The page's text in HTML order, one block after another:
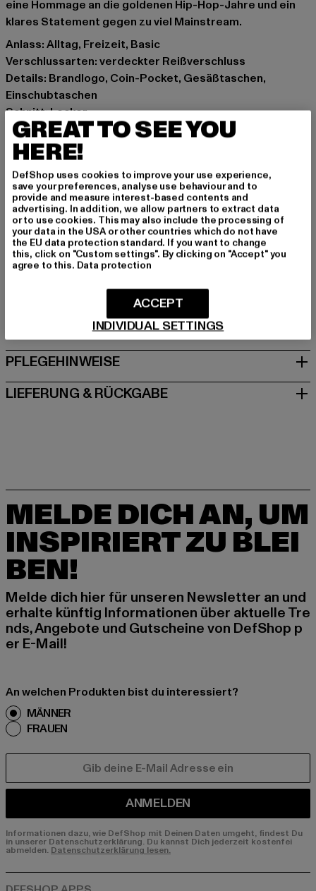
eine Hommage an die goldenen Hip-Hop-Jahre und ein
klares Statement gegen zu viel Mainstream.
Anlass: Alltag, Freizeit, Basic
Verschlussarten: verdeckter Reißverschluss
Details: Brandlogo, Coin-Pocket, Gesäßtaschen,
Einschubtaschen
Schnitt: Locker
Marke: Homeboy
Kat.: Baggys
Farbe: schwarz
Hersteller Farbe: black
Materialzusammensetzung: 97% Baumwolle, 3%
Elasthan
Art.Nr: 01PA1400-00007
Hersteller: License to Thrill GmbH |
service@homeboy.eu
GRÖSSE & PASSFORM
PFLEGEHINWEISE
LIEFERUNG & RÜCKGABE
MELDE DICH AN, UM
INSPIRIERT ZU BLEI
BEN!
Melde dich hier für unseren Newsletter an und
erhalte künftig Informationen über aktuelle Tre
nds, Angebote und Gutscheine von DefShop p
er E-Mail!
An welchen Produkten bist du interessiert?
MÄNNER
FRAUEN
ANMELDEN
Informationen dazu, wie DefShop mit Deinen Daten umgeht, findest Du
in unserer Datenschutzerklärung. Du kannst Dich jederzeit kostenfei
abmelden. Datenschutzerklärung lesen.
GREAT TO SEE YOU
HERE!
DefShop uses cookies to improve your use experience,
save your preferences, analyse use behaviour and to
provide and measure interest-based contents and
advertising. In addition, we allow partners to extract data
or to use cookies. This may also include the processing of
your data in the USA or other countries which do not have
the EU data protection standard. If you want to change
this, click on "Custom settings". By clicking on "Accept" you
agree to this. Data protection
INDIVIDUAL SETTINGS
ACCEPT